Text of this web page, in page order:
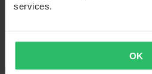
services.
OK